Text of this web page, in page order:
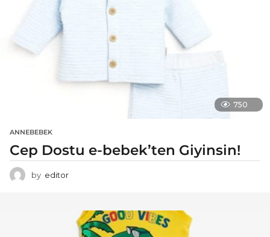
750
ANNEBEBEK
Cep Dostu e-bebek’ten Giyinsin!
by editor